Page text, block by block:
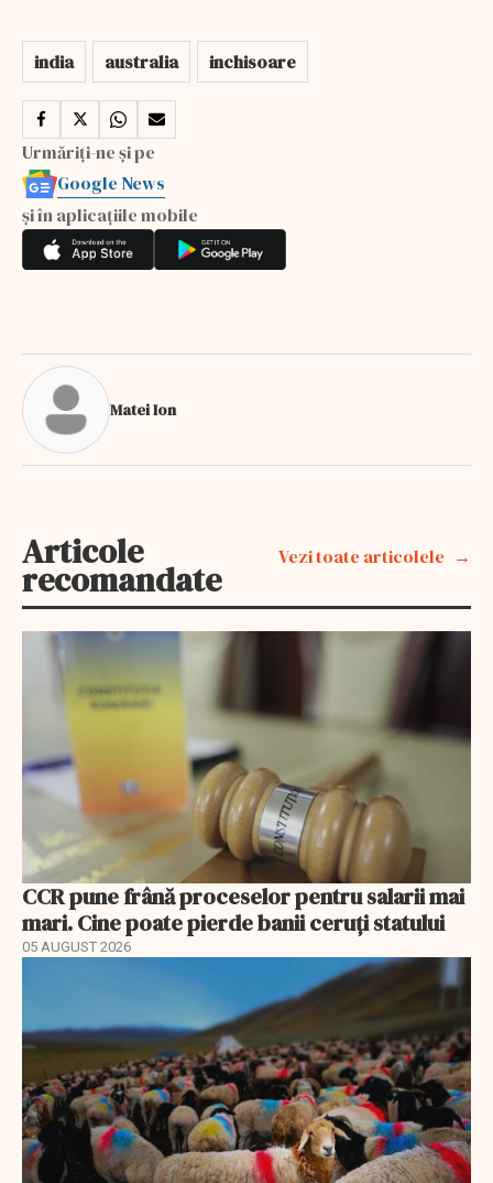
india australia inchisoare
Urmăriți-ne și pe
Google News
și în aplicațiile mobile
Matei Ion
Articole
recomandate
Vezi toate articolele
CCR pune frână proceselor pentru salarii mai
mari. Cine poate pierde banii ceruți statului
05 AUGUST 2026